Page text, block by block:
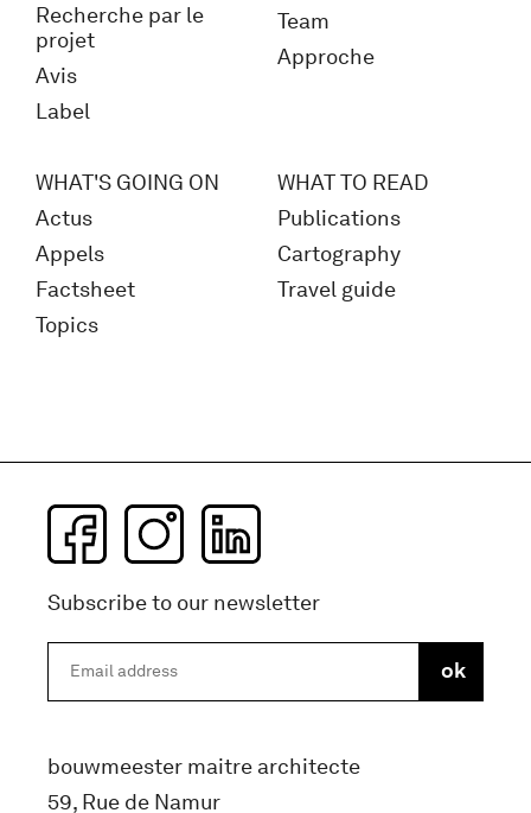
Recherche par le
projet
Avis
Label
Team
Approche
WHAT'S GOING ON
Actus
Appels
Factsheet
Topics
WHAT TO READ
Publications
Cartography
Travel guide
Subscribe to our newsletter
bouwmeester maitre architecte
59, Rue de Namur